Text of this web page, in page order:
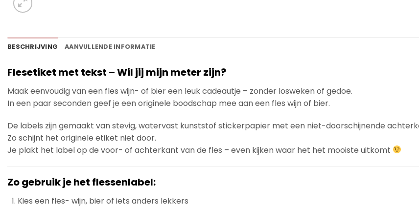
BESCHRIJVING AANVULLENDE INFORMATIE
Flesetiket met tekst – Wil jij mijn meter zijn?
Maak eenvoudig van een fles wijn- of bier een leuk cadeautje – zonder losweken of gedoe.
In een paar seconden geef je een originele boodschap mee aan een fles wijn of bier.
De labels zijn gemaakt van stevig, watervast kunststof stickerpapier met een niet-doorschijnende
Zo schijnt het originele etiket niet door.
Je plakt het label op de voor- of achterkant van de fles – even kijken waar het het mooiste uitkomt
Zo gebruik je het flessenlabel:
Kies een fles- wijn, bier of iets anders lekkers